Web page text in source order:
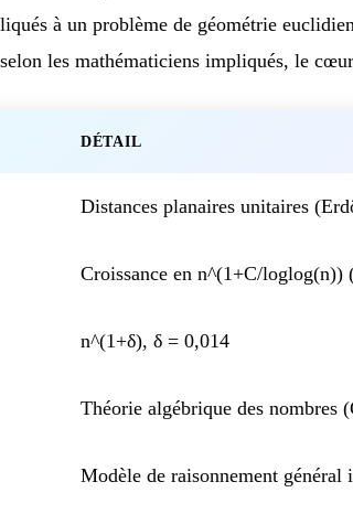
à un problème de géométrie
les mathématiciens impliqués, le
DÉTAIL
Distances planaires unitaires
Croissance en n^(1+C/loglog(n))
n^(1+δ), δ = 0,014
Théorie algébrique des nombres
Modèle de raisonnement général